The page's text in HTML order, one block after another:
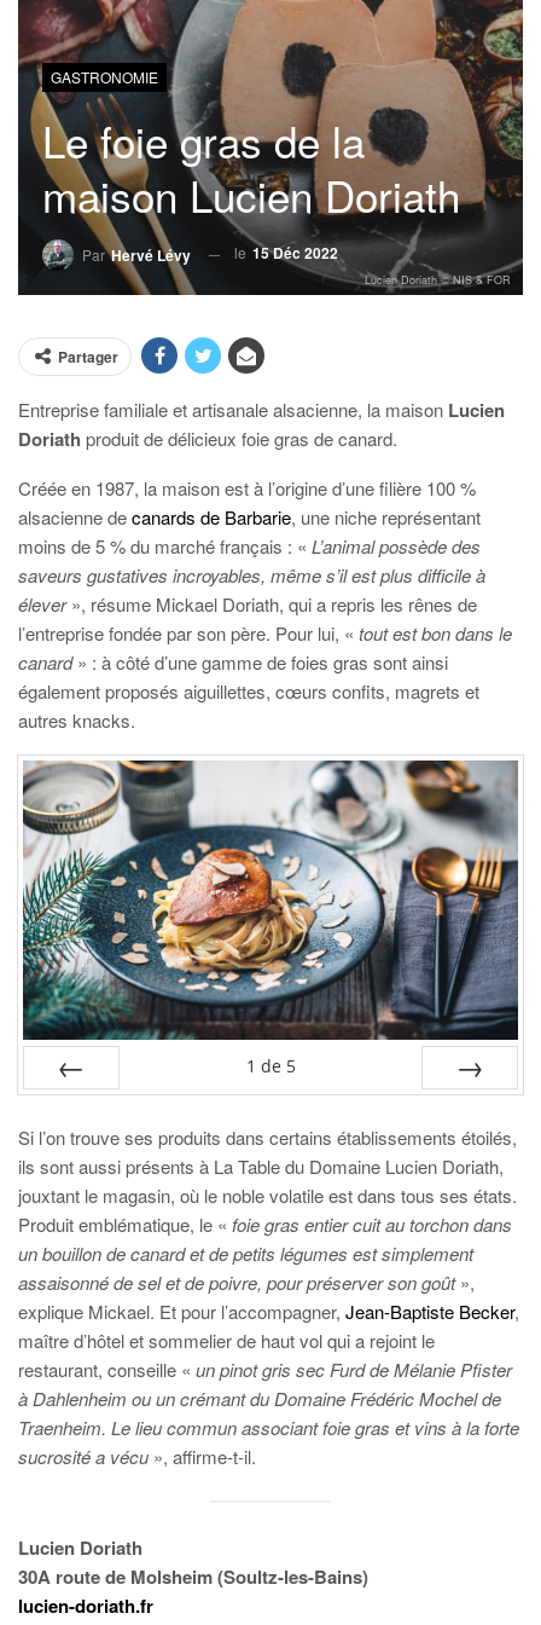
GASTRONOMIE
Le foie gras de la
maison Lucien Doriath
ParHervé Lévy le 15 Déc 2022
Lucien Doriath © NIS & FOR
Partager
Entreprise familiale et artisanale alsacienne, la maison Lucien
Doriath produit de délicieux foie gras de canard.
Créée en 1987, la maison est à l’origine d’une filière 100 %
alsacienne decanards de Barbarie, une niche représentant
moins de 5 % du marché français : « L’animal possède des
saveurs gustatives incroyables, même s’il est plus difficile à
élever», résume Mickael Doriath, qui a repris les rênes de
l’entreprise fondée par son père. Pour lui, « tout est bon dans le
canard» : à côté d’une gamme de foies gras sont ainsi
également proposés aiguillettes, cœurs confits, magrets et
autres knacks.
1 de 5
Si l’on trouve ses produits dans certains établissements étoilés,
ils sont aussi présents à La Table du Domaine Lucien Doriath,
jouxtant le magasin, où le noble volatile est dans tous ses états.
Produit emblématique, le « foie gras entier cuit au torchon dans
un bouillon de canard et de petits légumes est simplement
assaisonné de sel et de poivre, pour préserver son goût»,
explique Mickael. Et pour l’accompagner, Jean-Baptiste Becker,
maître d’hôtel et sommelier de haut vol qui a rejoint le
restaurant, conseille « un pinot gris sec Furd de Mélanie Pfister
à Dahlenheim ou un crémant du Domaine Frédéric Mochel de
Traenheim. Le lieu commun associant foie gras et vins à la forte
sucrosité a vécu », affirme-t-il.
Lucien Doriath
30A route de Molsheim (Soultz-les-Bains)
lucien-doriath.fr